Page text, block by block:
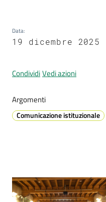
appuntamenti
l
e
r
t
e
o
Data:
19 dicembre 2025
CondividiVedi azioni
Argomenti
Comunicazione istituzionale
Contenuto